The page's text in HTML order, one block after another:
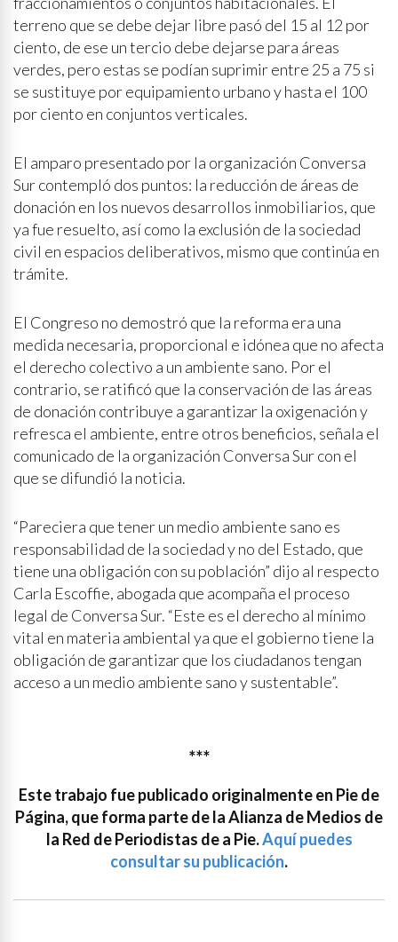
terreno que se debe dejar libre pasó del 15 al 12 por
ciento, de ese un tercio debe dejarse para áreas
verdes, pero estas se podían suprimir entre 25 a 75 si
se sustituye por equipamiento urbano y hasta el 100
por ciento en conjuntos verticales.
El amparo presentado por la organización Conversa
Sur contempló dos puntos: la reducción de áreas de
donación en los nuevos desarrollos inmobiliarios, que
ya fue resuelto, así como la exclusión de la sociedad
civil en espacios deliberativos, mismo que continúa en
trámite.
El Congreso no demostró que la reforma era una
medida necesaria, proporcional e idónea que no afecta
el derecho colectivo a un ambiente sano. Por el
contrario, se ratificó que la conservación de las áreas
de donación contribuye a garantizar la oxigenación y
refresca el ambiente, entre otros beneficios, señala el
comunicado de la organización Conversa Sur con el
que se difundió la noticia.
“Pareciera que tener un medio ambiente sano es
responsabilidad de la sociedad y no del Estado, que
tiene una obligación con su población” dijo al respecto
Carla Escoffie, abogada que acompaña el proceso
legal de Conversa Sur. “Este es el derecho al mínimo
vital en materia ambiental ya que el gobierno tiene la
obligación de garantizar que los ciudadanos tengan
acceso a un medio ambiente sano y sustentable”.
***
Este trabajo fue publicado originalmente en Pie de
Página, que forma parte de la Alianza de Medios de
la Red de Periodistas de a Pie.Aquí puedes
consultar su publicación.